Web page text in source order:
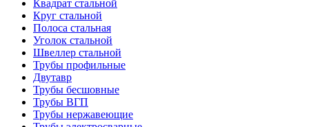
Квадрат стальной
Круг стальной
Полоса стальная
Уголок стальной
Швеллер стальной
Трубы профильные
Двутавр
Трубы бесшовные
Трубы ВГП
Трубы нержавеющие